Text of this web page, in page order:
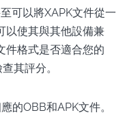
可以將XAPK文件從一
以使其與其他設備兼
件格式是否適合您的
其評分。
的OBB和APK文件。